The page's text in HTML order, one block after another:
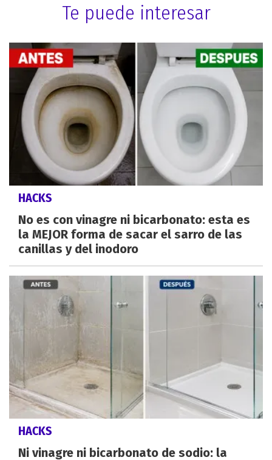
Te puede interesar
HACKS
No es con vinagre ni bicarbonato: esta es
la MEJOR forma de sacar el sarro de las
canillas y del inodoro
HACKS
Ni vinagre ni bicarbonato de sodio: la